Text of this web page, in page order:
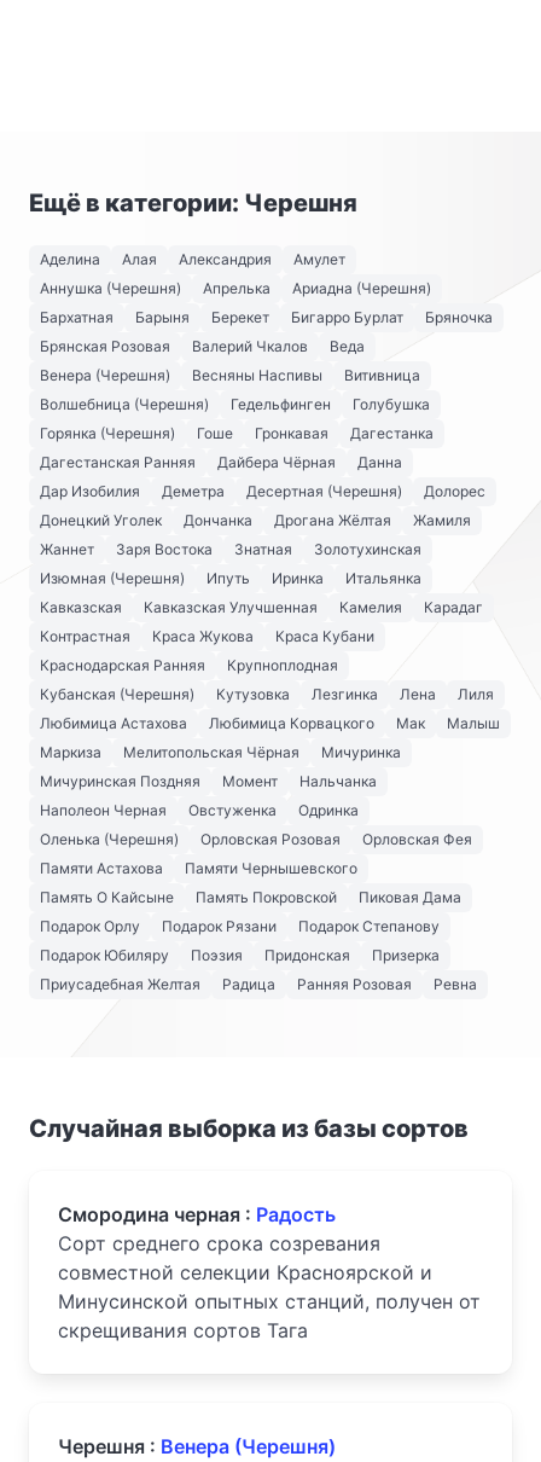
Ещё в категории: Черешня
Аделина Алая Александрия
Амулет
Аннушка (Черешня)
Апрелька
Ариадна (Черешня)
Бархатная
Барыня Берекет Бигарро Бурлат
Бряночка
Брянская Розовая
Валерий Чкалов
Веда
Венера (Черешня)
Весняны Наспивы
Витивница
Волшебница (Черешня)
Гедельфинген
Голубушка
Горянка (Черешня)
Гоше Гронкавая
Дагестанка
Дагестанская Ранняя
Дайбера Чёрная
Данна
Дар Изобилия
Деметра Десертная (Черешня)
Долорес
Донецкий Уголек
Дончанка Дрогана Жёлтая
Жамиля
Жаннет
Заря Востока Знатная
Золотухинская
Изюмная (Черешня)
Ипуть Иринка
Итальянка
Кавказская
Кавказская Улучшенная Камелия
Карадаг
Контрастная
Краса Жукова
Краса Кубани
Краснодарская Ранняя
Крупноплодная
Кубанская (Черешня)
Кутузовка Лезгинка Лена
Лиля
Любимица Астахова
Любимица Корвацкого Мак
Малыш
Маркиза
Мелитопольская Чёрная
Мичуринка
Мичуринская Поздняя
Момент
Нальчанка
Наполеон Черная
Овстуженка
Одринка
Оленька (Черешня)
Орловская Розовая
Орловская Фея
Памяти Астахова
Памяти Чернышевского
Память О Кайсыне
Память Покровской
Пиковая Дама
Подарок Орлу
Подарок Рязани
Подарок Степанову
Подарок Юбиляру
Поэзия Придонская
Призерка
Приусадебная Желтая
Радица Ранняя Розовая Ревна
Случайная выборка из базы сортов
Смородина черная : Радость
Сорт среднего срока созревания
совместной селекции Красноярской и
Минусинской опытных станций, получен от
скрещивания сортов Тага
Черешня : Венера (Черешня)